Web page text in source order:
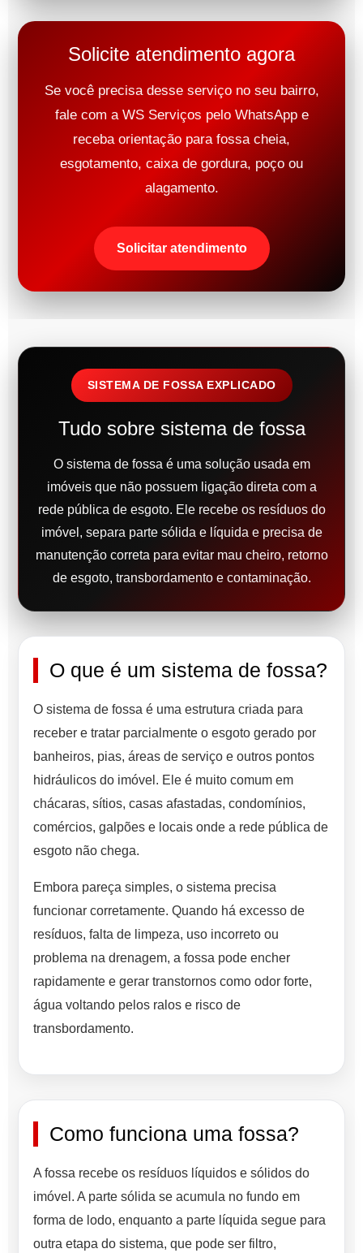
Solicite atendimento agora
Se você precisa desse serviço no seu bairro,
fale com a WS Serviços pelo WhatsApp e
receba orientação para fossa cheia,
esgotamento, caixa de gordura, poço ou
alagamento.
Solicitar atendimento
SISTEMA DE FOSSA EXPLICADO
Tudo sobre sistema de fossa
O sistema de fossa é uma solução usada em
imóveis que não possuem ligação direta com a
rede pública de esgoto. Ele recebe os resíduos do
imóvel, separa parte sólida e líquida e precisa de
manutenção correta para evitar mau cheiro, retorno
de esgoto, transbordamento e contaminação.
O que é um sistema de fossa?
O sistema de fossa é uma estrutura criada para
receber e tratar parcialmente o esgoto gerado por
banheiros, pias, áreas de serviço e outros pontos
hidráulicos do imóvel. Ele é muito comum em
chácaras, sítios, casas afastadas, condomínios,
comércios, galpões e locais onde a rede pública de
esgoto não chega.
Embora pareça simples, o sistema precisa
funcionar corretamente. Quando há excesso de
resíduos, falta de limpeza, uso incorreto ou
problema na drenagem, a fossa pode encher
rapidamente e gerar transtornos como odor forte,
água voltando pelos ralos e risco de
transbordamento.
Como funciona uma fossa?
A fossa recebe os resíduos líquidos e sólidos do
imóvel. A parte sólida se acumula no fundo em
forma de lodo, enquanto a parte líquida segue para
outra etapa do sistema, que pode ser filtro,